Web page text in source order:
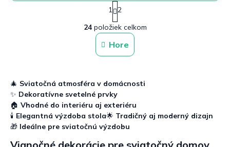
O
v
l
á
d
i
e
p
r
v
S
t
r
á
k
o
n
i
e
1 2
24položiek celkom
Hore
🎄 Sviatočná atmosféra v domácnosti
✨ Dekoratívne svetelné prvky
🏠 Vhodné do interiéru aj exteriéru
🕯️ Elegantná výzdoba stola🌟 Tradičný aj moderný dizajn
🎁 Ideálne pre sviatočnú výzdobu